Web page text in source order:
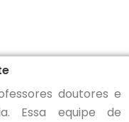
doutores e
Essa equipe de